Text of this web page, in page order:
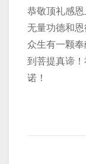
恭敬顶礼感
无量功德和
众生有一颗
到菩提真谛
诺！